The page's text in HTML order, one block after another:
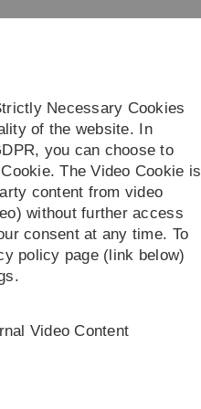
Skip
Skip
Skip
Skip
in Film und Fotografie
Necessary Cookies
of the website. In
you can choose to
The Video Cookie is
content from video
without further access
consent at any time. To
policy page (link below)
Video Content